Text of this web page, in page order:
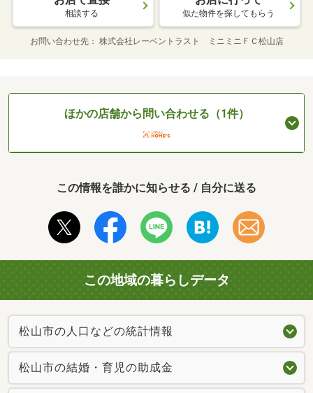
相談する 似た物件を探してもらう
お問い合わせ先 株式会社レーベントラスト ミニミニＦＣ松山店
ほかの店舗から問い合わせる（1件）
この情報を誰かに知らせる / 自分に送る
この地域の暮らしデータ
松山市の人口などの統計情報
松山市の結婚・育児の助成金